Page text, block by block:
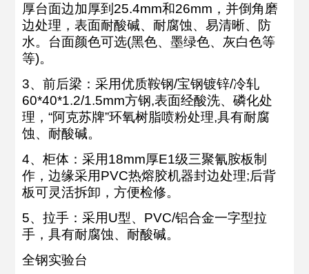
厚台面边加厚到25.4mm和26mm，并倒角磨
边处理，表面耐酸碱、耐腐蚀、易清晰、防
水。台面颜色可选(黑色、墨绿色、灰白色等
等)。
3、前后梁：采用优质鞍钢/宝钢镀锌/冷轧
60*40*1.2/1.5mm方钢,表面经酸洗、磷化处
理，“阿克苏牌”环氧树脂喷粉处理,具有耐腐
蚀、耐酸碱。
4、柜体：采用18mm厚E1级三聚氰胺板制
作，边缘采用PVC热熔胶机器封边处理;后背
板可灵活拆卸，方便检修。
5、拉手：采用U型、PVC/铝合金一字型拉
手，具有耐腐蚀、耐酸碱。
全钢实验台